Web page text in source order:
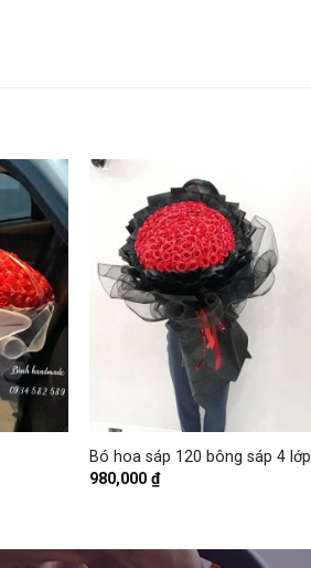
Bó hoa sáp 120 bông sáp 4 lớp
980,000₫